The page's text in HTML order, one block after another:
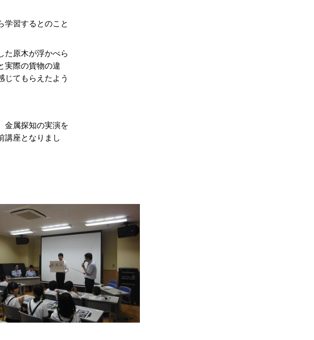
学習するとのこと
た原木が浮かべら
実際の貨物の違
じてもらえたよう
金属探知の実演を
講座となりまし